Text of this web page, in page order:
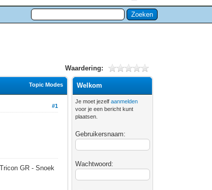
Waardering:
Topic Modes
#1
GR - Snoek
Welkom
Je moet jezelfaanmelden
voor je een bericht kunt
plaatsen.
Gebruikersnaam:
Wachtwoord: